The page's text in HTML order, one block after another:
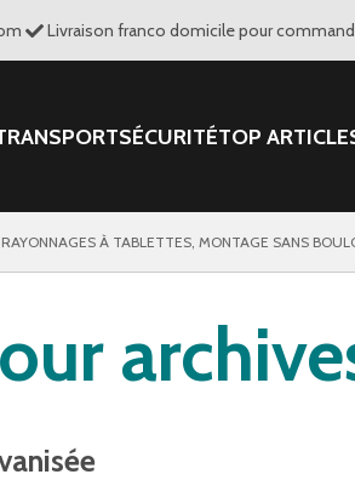
Livraison franco domicile pour
SÉCURITÉTOP
RAYONNAGES À TABLETTES, MONTAGE SANS